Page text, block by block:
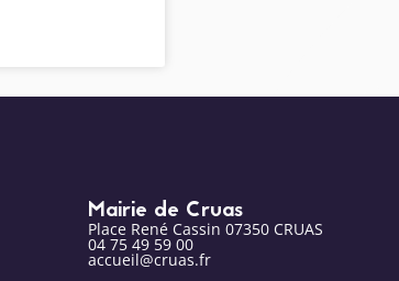
Mairie de Cruas
Place René Cassin 07350 CRUAS
04 75 49 59 00
accueil@cruas.fr